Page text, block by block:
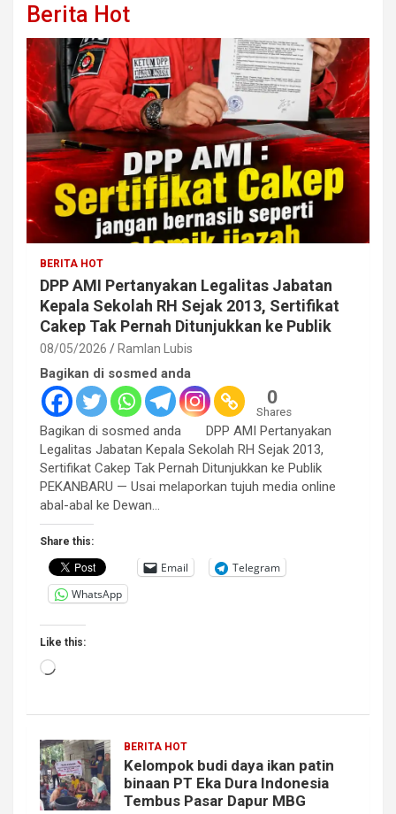
Berita Hot
BERITA HOT
DPP AMI Pertanyakan Legalitas Jabatan
Kepala Sekolah RH Sejak 2013, Sertifikat
Cakep Tak Pernah Ditunjukkan ke Publik
08/05/2026 Ramlan Lubis
Bagikan di sosmed anda
0
Shares
Bagikan di sosmed anda DPP AMI Pertanyakan
Legalitas Jabatan Kepala Sekolah RH Sejak 2013,
Sertifikat Cakep Tak Pernah Ditunjukkan ke Publik
PEKANBARU — Usai melaporkan tujuh media online
abal-abal ke Dewan…
Share this:
Email
Telegram
WhatsApp
Like this:
Loading…
BERITA HOT
Kelompok budi daya ikan patin
binaan PT Eka Dura Indonesia
Tembus Pasar Dapur MBG